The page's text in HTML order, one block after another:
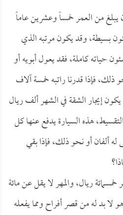
من العمر خمساً وعشرين عاماً
بسيطة، وقد يكون مرتبه الذي
حياته كاملة، فقد يعول أبويه أو
ذلك، فإذا قدرنا راتبه خمسة آلاف
إيجار الشقة في الشهر ألف ريال
هذه السيارة يدفع عنها كل
ألفان أو نحو ذلك، فإذا بقي
ريال، والمهر لا يقل عن مائة
لا بد له من قصر أفراح ومما يفعله